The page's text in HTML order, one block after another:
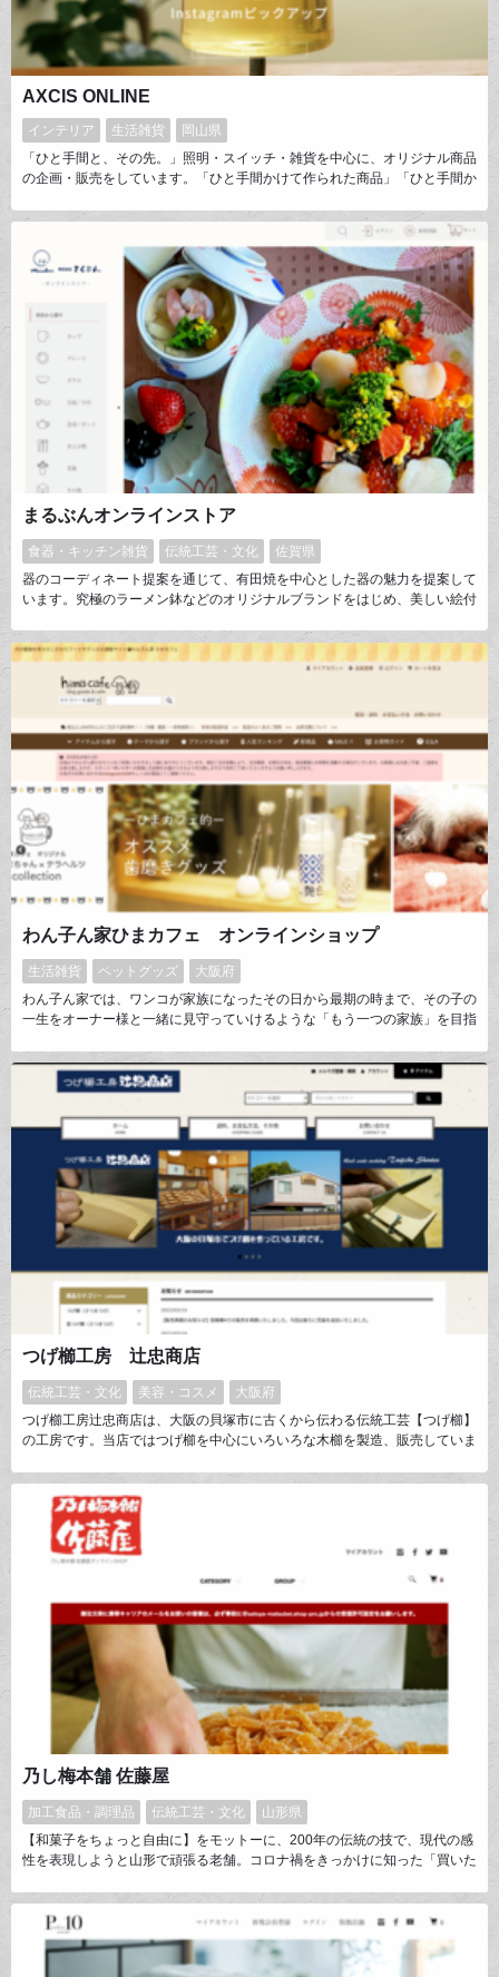
AXCIS ONLINE
インテリア 生活雑貨
岡山県
「ひと手間と、その先。」照明・スイッチ・雑貨を中心に、オリジナル商品
の企画・販売をしています。「ひと手間かけて作られた商品」「ひと手間か
アナログ部分ではないかと考えています。例えば、「トグルスイッチを手で
ON/OFFするときの音と感触を楽しんでもらいたい」あえてアナログな部分
を残すことを大切にしてものづくりをしています。
まるぶんオンラインストア
食器・キッチン雑貨 伝統工芸・文化
佐賀県
器のコーディネート提案を通じて、有田焼を中心とした器の魅力を提案して
います。究極のラーメン鉢などのオリジナルブランドをはじめ、美しい絵付
わん子ん家ひまカフェ オンラインショップ
生活雑貨 ペットグッズ
大阪府
わん子ん家では、ワンコが家族になったその日から最期の時まで、その子の
一生をオーナー様と一緒に見守っていけるような「もう一つの家族」を目指
ごせるお手伝いを。そんな思いを込めて、取り扱う商品はこだわりを持って
厳選したものばかりです。フードや雑貨の他、愛犬の写真からオーダーメイ
ドでお作りする似顔絵ケーキ、うちの子グッズも販売しています。
つげ櫛工房 辻忠商店
伝統工芸・文化 美容・コスメ
大阪府
つげ櫛工房辻忠商店は、大阪の貝塚市に古くから伝わる伝統工芸【つげ櫛】
の工房です。当店ではつげ櫛を中心にいろいろな木櫛を製造、販売していま
梳かしたときの通りがいいというのがつげ櫛の特徴です。木の櫛の中でもつ
げ櫛は最上級の木櫛とされています。
乃し梅本舗 佐藤屋
加工食品・調理品 伝統工芸・文化
山形県
【和菓子をちょっと自由に】をモットーに、200年の伝統の技で、現代の感
性を表現しようと山形で頑張る老舗。コロナ禍をきっかけに知った「買いた
く」を安全と共にご提案する。そんなＥＣにチャレンジ中です。